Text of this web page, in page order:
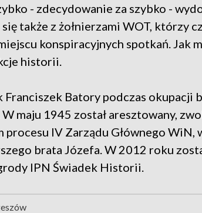
- zdecydowanie za szybko -
także z żołnierzami WOT, którzy
konspiracyjnych spotkań. Jak
historii.
Batory podczas okupacji
maju 1945 został aresztowany,
procesu IV Zarządu Głównego WiN,
brata Józefa. W 2012 roku
IPN Świadek Historii.